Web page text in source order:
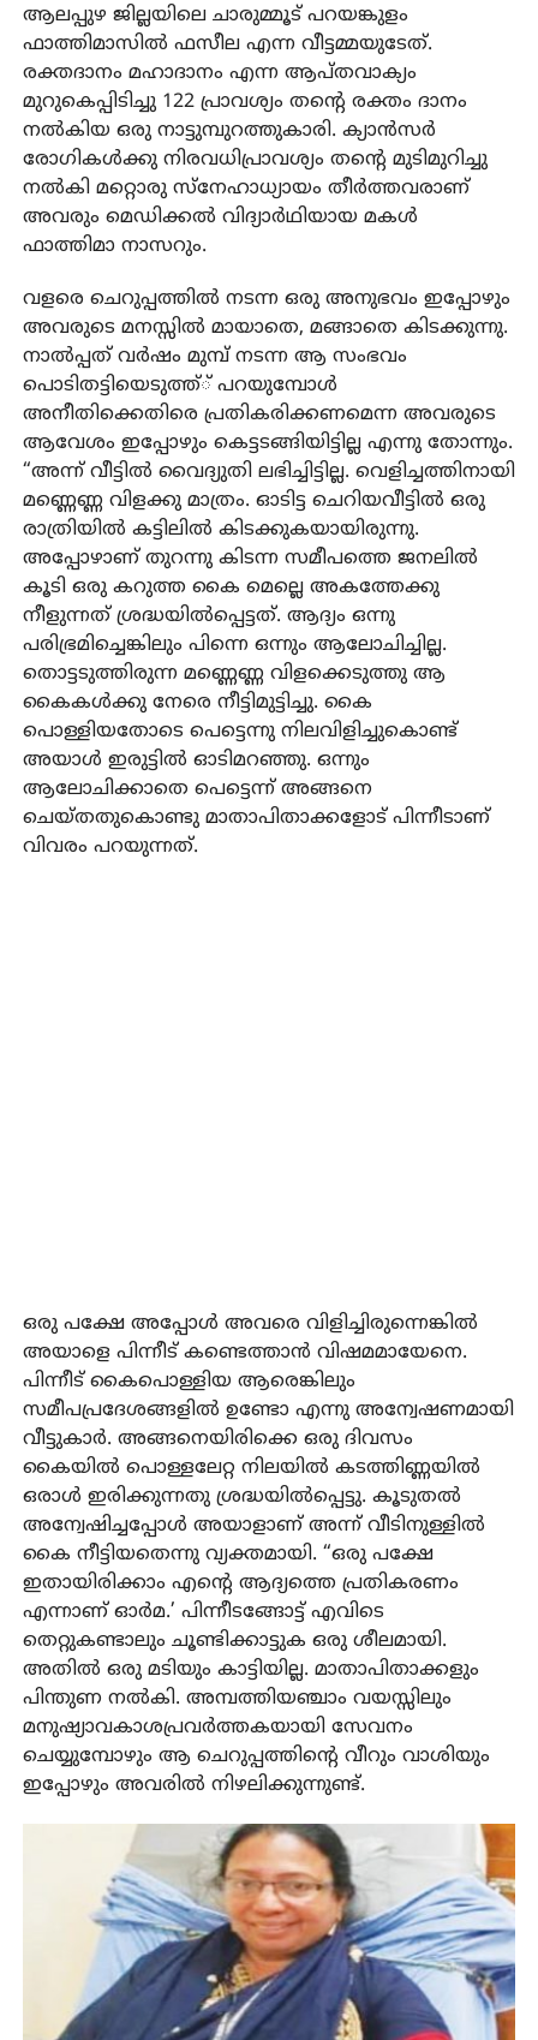
ആലപ്പുഴ ജില്ലയിലെ ചാരുമ്മൂട് പറയങ്കുളം
ഫാത്തിമാസിൽ ഫസീല എന്ന വീട്ടമ്മയുടേത്.
രക്തദാനം മഹാദാനം എന്ന ആപ്തവാക്യം
മുറുകെപ്പിടിച്ചു 122 പ്രാവശ്യം തന്റെ രക്തം ദാനം
നൽകിയ ഒരു നാട്ടുമ്പുറത്തുകാരി. ക്യാൻസർ
രോഗികൾക്കു നിരവധിപ്രാവശ്യം തന്റെ മുടിമുറിച്ചു
നൽകി മറ്റൊരു സ്നേഹാധ്യായം തീർത്തവരാണ്
അവരും മെഡിക്കൽ വിദ്യാർഥിയായ മകൾ
ഫാത്തിമാ നാസറും.
വളരെ ചെറുപ്പത്തിൽ നടന്ന ഒരു അനുഭവം ഇപ്പോഴും
അവരുടെ മനസ്സിൽ മായാതെ, മങ്ങാതെ കിടക്കുന്നു.
നാൽപ്പത് വർഷം മുമ്പ് നടന്ന ആ സംഭവം
പൊടിതട്ടിയെടുത്ത്് പറയുമ്പോൾ
അനീതിക്കെതിരെ പ്രതികരിക്കണമെന്ന അവരുടെ
ആവേശം ഇപ്പോഴും കെട്ടടങ്ങിയിട്ടില്ല എന്നു തോന്നും.
“അന്ന് വീട്ടിൽ വൈദ്യുതി ലഭിച്ചിട്ടില്ല. വെളിച്ചത്തിനായി
മണ്ണെണ്ണ വിളക്കു മാത്രം. ഓടിട്ട ചെറിയവീട്ടിൽ ഒരു
രാത്രിയിൽ കട്ടിലിൽ കിടക്കുകയായിരുന്നു.
അപ്പോഴാണ് തുറന്നു കിടന്ന സമീപത്തെ ജനലിൽ
കൂടി ഒരു കറുത്ത കൈ മെല്ലെ അകത്തേക്കു
നീളുന്നത് ശ്രദ്ധയിൽപ്പെട്ടത്. ആദ്യം ഒന്നു
പരിഭ്രമിച്ചെങ്കിലും പിന്നെ ഒന്നും ആലോചിച്ചില്ല.
തൊട്ടടുത്തിരുന്ന മണ്ണെണ്ണ വിളക്കെടുത്തു ആ
കൈകൾക്കു നേരെ നീട്ടിമുട്ടിച്ചു. കൈ
പൊള്ളിയതോടെ പെട്ടെന്നു നിലവിളിച്ചുകൊണ്ട്
അയാൾ ഇരുട്ടിൽ ഓടിമറഞ്ഞു. ഒന്നും
ആലോചിക്കാതെ പെട്ടെന്ന് അങ്ങനെ
ചെയ്തതുകൊണ്ടു മാതാപിതാക്കളോട് പിന്നീടാണ്
വിവരം പറയുന്നത്.
ഒരു പക്ഷേ അപ്പോൾ അവരെ വിളിച്ചിരുന്നെങ്കിൽ
അയാളെ പിന്നീട് കണ്ടെത്താൻ വിഷമമായേനെ.
പിന്നീട് കൈപൊള്ളിയ ആരെങ്കിലും
സമീപപ്രദേശങ്ങളിൽ ഉണ്ടോ എന്നു അന്വേഷണമായി
വീട്ടുകാർ. അങ്ങനെയിരിക്കെ ഒരു ദിവസം
കൈയിൽ പൊള്ളലേറ്റ നിലയിൽ കടത്തിണ്ണയിൽ
ഒരാൾ ഇരിക്കുന്നതു ശ്രദ്ധയിൽപ്പെട്ടു. കൂടുതൽ
അന്വേഷിച്ചപ്പോൾ അയാളാണ് അന്ന് വീടിനുള്ളിൽ
കൈ നീട്ടിയതെന്നു വ്യക്തമായി. “ഒരു പക്ഷേ
ഇതായിരിക്കാം എന്റെ ആദ്യത്തെ പ്രതികരണം
എന്നാണ് ഓർമ.’ പിന്നീടങ്ങോട്ട് എവിടെ
തെറ്റുകണ്ടാലും ചൂണ്ടിക്കാട്ടുക ഒരു ശീലമായി.
അതിൽ ഒരു മടിയും കാട്ടിയില്ല. മാതാപിതാക്കളും
പിന്തുണ നൽകി. അമ്പത്തിയഞ്ചാം വയസ്സിലും
മനുഷ്യാവകാശപ്രവർത്തകയായി സേവനം
ചെയ്യുമ്പോഴും ആ ചെറുപ്പത്തിന്റെ വീറും വാശിയും
ഇപ്പോഴും അവരിൽ നിഴലിക്കുന്നുണ്ട്.